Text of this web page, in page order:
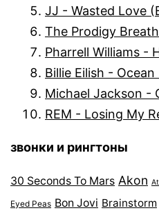
JJ - Wasted Love
The Prodigy
Pharrell Williams -
Billie Eilish - Ocean
Michael Jackson -
REM - Losing My
звонки и рингтоны
30 Seconds To Mars Akon
Eyed Peas Bon Jovi Brainstorm